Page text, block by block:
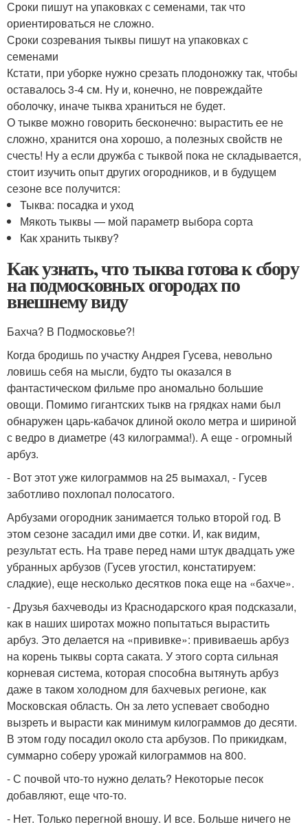
Сроки пишут на упаковках с семенами, так что
ориентироваться не сложно.
Сроки созревания тыквы пишут на упаковках с
семенами
Кстати, при уборке нужно срезать плодоножку так, чтобы
оставалось 3-4 см. Ну и, конечно, не повреждайте
оболочку, иначе тыква храниться не будет.
О тыкве можно говорить бесконечно: вырастить ее не
сложно, хранится она хорошо, а полезных свойств не
счесть! Ну а если дружба с тыквой пока не складывается,
стоит изучить опыт других огородников, и в будущем
сезоне все получится:
Тыква: посадка и уход
Мякоть тыквы — мой параметр выбора сорта
Как хранить тыкву?
Как узнать, что тыква готова к сбору
на подмосковных огородах по
внешнему виду
Бахча? В Подмосковье?!
Когда бродишь по участку Андрея Гусева, невольно
ловишь себя на мысли, будто ты оказался в
фантастическом фильме про аномально большие
овощи. Помимо гигантских тыкв на грядках нами был
обнаружен царь-кабачок длиной около метра и шириной
с ведро в диаметре (43 килограмма!). А еще - огромный
арбуз.
- Вот этот уже килограммов на 25 вымахал, - Гусев
заботливо похлопал полосатого.
Арбузами огородник занимается только второй год. В
этом сезоне засадил ими две сотки. И, как видим,
результат есть. На траве перед нами штук двадцать уже
убранных арбузов (Гусев угостил, констатируем:
сладкие), еще несколько десятков пока еще на «бахче».
- Друзья бахчеводы из Краснодарского края подсказали,
как в наших широтах можно попытаться вырастить
арбуз. Это делается на «прививке»: прививаешь арбуз
на корень тыквы сорта саката. У этого сорта сильная
корневая система, которая способна вытянуть арбуз
даже в таком холодном для бахчевых регионе, как
Московская область. Он за лето успевает свободно
вызреть и вырасти как минимум килограммов до десяти.
В этом году посадил около ста арбузов. По прикидкам,
суммарно соберу урожай килограммов на 800.
- С почвой что-то нужно делать? Некоторые песок
добавляют, еще что-то.
- Нет. Только перегной вношу. И все. Больше ничего не